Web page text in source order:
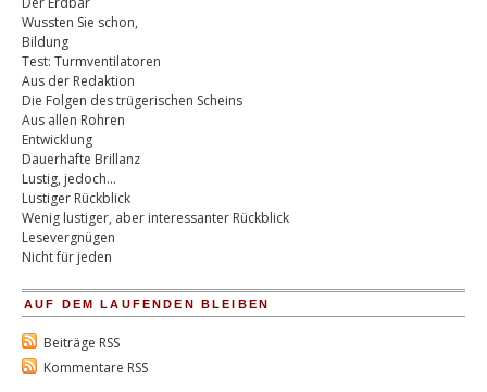
Wussten Sie schon,
Bildung
Test: Turmventilatoren
Aus der Redaktion
Die Folgen des trügerischen Scheins
Aus allen Rohren
Entwicklung
Dauerhafte Brillanz
Lustig, jedoch…
Lustiger Rückblick
Wenig lustiger, aber interessanter Rückblick
Lesevergnügen
Nicht für jeden
AUF DEM LAUFENDEN BLEIBEN
Beiträge RSS
Kommentare RSS